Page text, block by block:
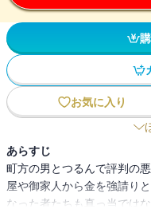
お気に入り
あらすじ
町方の男とつるんで評判の
屋や御家人から金を強請り
なった者たちも真っ当では